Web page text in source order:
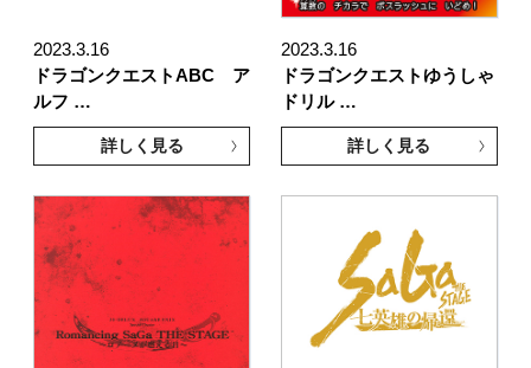
2023.3.16
ドラゴンクエストABC ア
ルフ …
詳しく見る
2023.3.16
ドラゴンクエストゆうしゃ
ドリル …
詳しく見る